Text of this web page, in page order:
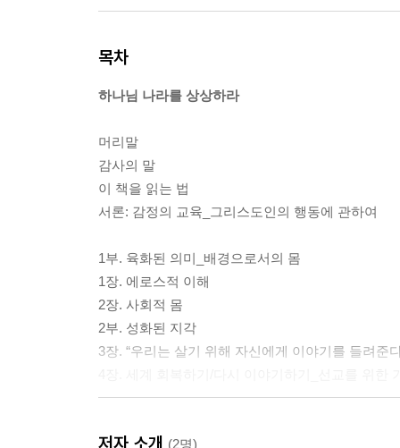
목차
하나님 나라를 상상하라
머리말
감사의 말
이 책을 읽는 법
서론: 감정의 교육_그리스도인의 행동에 관하여
1부. 육화된 의미_배경으로서의 몸
1장. 에로스적 이해
2장. 사회적 몸
2부. 성화된 지각
3장. “우리는 살기 위해 자신에게 이야기를 들려준
주제 찾아보기
저자 소개 (2명)